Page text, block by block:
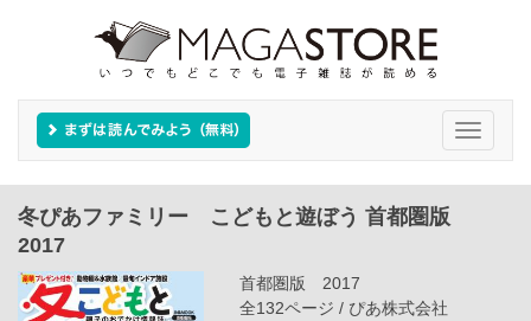
Toggle
冬ぴあファミリー こどもと遊ぼう 首都圏版
2017
首都圏版 2017
全132ページ / ぴあ株式会社